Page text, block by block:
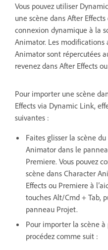
Vous pouvez utiliser
une scène dans After
connexion dynamique à la
Animator. Les modifications
Animator sont répercutées
revenez dans After Effects
Pour importer une scène
Effects via Dynamic Link,
suivantes :
Faites glisser la scène
Animator dans le
Premiere. Vous pouvez
scène dans Character
Effects ou Premiere à
touches Alt/Cmd + Tab,
panneau Projet.
Pour importer la scène
procédez comme suit :